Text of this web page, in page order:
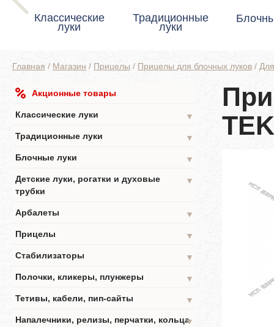
Классические
луки
Традиционные
луки
Главная / Магазин / Прицелы / Прицелы для блочных луков /
Акционные товары
Классические луки
▼
Традиционные луки
▼
Блочные луки
▼
Детские луки, рогатки и духовые
трубки
▼
Арбалеты
▼
Прицелы
▼
Стабилизаторы
▼
Полочки, кликеры, плунжеры
▼
Тетивы, кабели, пип-сайты
▼
Напалечники, релизы, перчатки, кольца▼